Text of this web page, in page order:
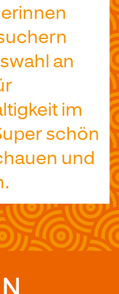
an
im
schön
und